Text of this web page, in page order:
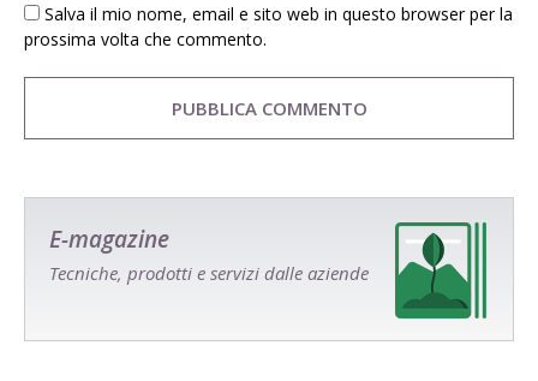
Salva il mio nome, email e sito web in questo browser per la
prossima volta che commento.
E-magazine
Tecniche, prodotti e servizi dalle aziende